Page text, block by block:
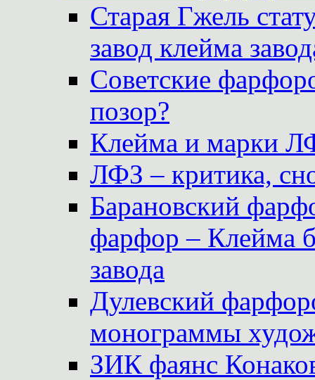
Старая Гжель
завод клейма
Советские
позор?
Клейма и марки
ЛФЗ – критика,
Барановский
фарфор – Клейма
завода
Дулевский
монограммы
ЗИК фаянс